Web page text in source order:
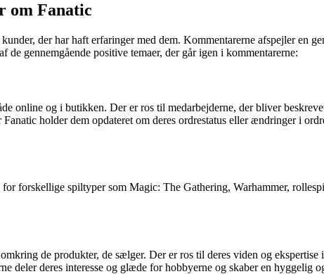
om Fanatic
der har haft erfaringer med dem. Kommentarerne afspejler en
gennemgående positive temaer, der går igen i kommentarerne:
online og i butikken. Der er ros til medarbejderne, der bliver
holder dem opdateret om deres ordrestatus eller ændringer i
forskellige spiltyper som Magic: The Gathering, Warhammer,
de produkter, de sælger. Der er ros til deres viden og
deler deres interesse og glæde for hobbyerne og skaber en hyggelig